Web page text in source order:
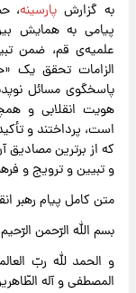
به گزارشپارسینه،
پیامی به همایش
علمیه‌ی قم، ضمن
الزامات تحقق یک
پاسخگوی مسائل
هویت انقلابی و
است، پرداختند و
که از برترین
و تبیین و ترویج و
متن کامل پیام رهبر
بسم الله الرّحمن الرّحیم
و الحمد لله ربّ
المصطفی و آله